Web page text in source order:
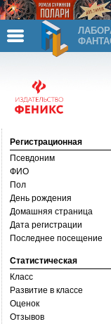
Регистрационная
Псевдоним
ФИО
Пол
День рождения
Домашняя страница
Дата регистрации
Последнее посещение
Статистическая
Класс
Развитие в классе
Оценок
Отзывов